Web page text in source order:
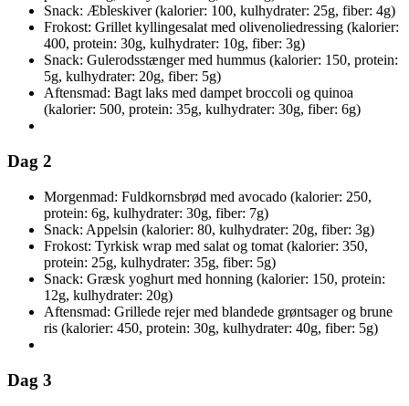
Snack: Æbleskiver (kalorier: 100, kulhydrater: 25g, fiber: 4g)
Frokost: Grillet kyllingesalat med olivenoliedressing (kalorier:
400, protein: 30g, kulhydrater: 10g, fiber: 3g)
Snack: Gulerodsstænger med hummus (kalorier: 150, protein:
5g, kulhydrater: 20g, fiber: 5g)
Aftensmad: Bagt laks med dampet broccoli og quinoa
(kalorier: 500, protein: 35g, kulhydrater: 30g, fiber: 6g)
Dag 2
Morgenmad: Fuldkornsbrød med avocado (kalorier: 250,
protein: 6g, kulhydrater: 30g, fiber: 7g)
Snack: Appelsin (kalorier: 80, kulhydrater: 20g, fiber: 3g)
Frokost: Tyrkisk wrap med salat og tomat (kalorier: 350,
protein: 25g, kulhydrater: 35g, fiber: 5g)
Snack: Græsk yoghurt med honning (kalorier: 150, protein:
12g, kulhydrater: 20g)
Aftensmad: Grillede rejer med blandede grøntsager og brune
ris (kalorier: 450, protein: 30g, kulhydrater: 40g, fiber: 5g)
Dag 3